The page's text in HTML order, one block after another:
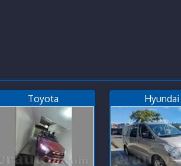
Toyota Hyundai